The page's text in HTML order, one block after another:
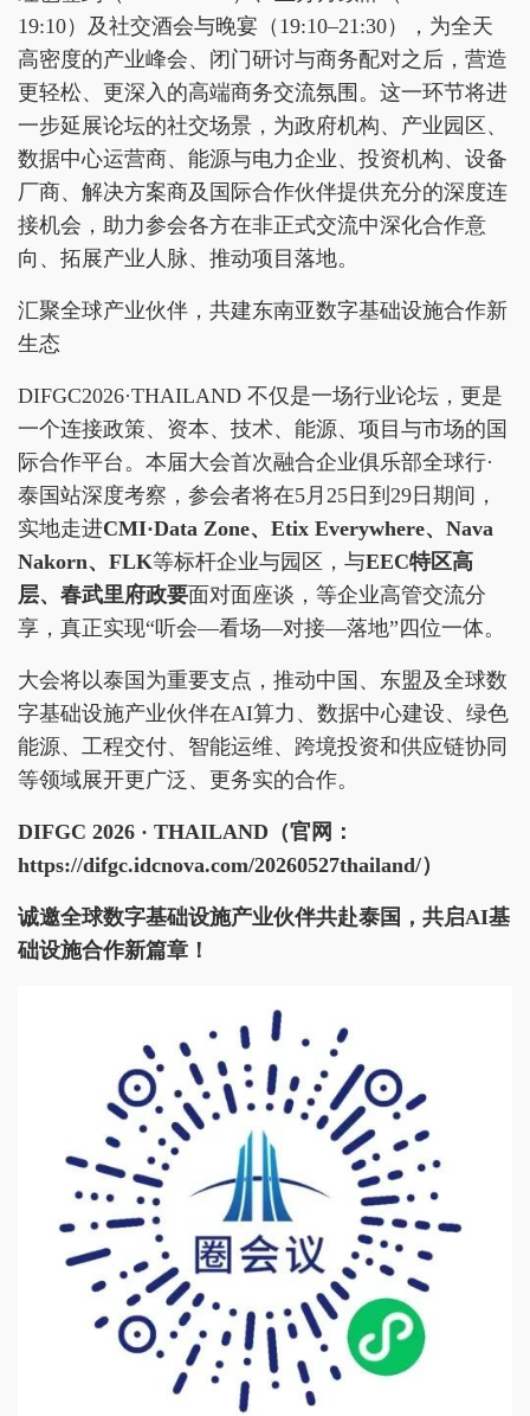
19:10）及社交酒会与晚宴（19:10–21:30），为全天
高密度的产业峰会、闭门研讨与商务配对之后，营造
更轻松、更深入的高端商务交流氛围。这一环节将进
一步延展论坛的社交场景，为政府机构、产业园区、
数据中心运营商、能源与电力企业、投资机构、设备
厂商、解决方案商及国际合作伙伴提供充分的深度连
接机会，助力参会各方在非正式交流中深化合作意
向、拓展产业人脉、推动项目落地。
汇聚全球产业伙伴，共建东南亚数字基础设施合作新
生态
DIFGC2026·THAILAND 不仅是一场行业论坛，更是
一个连接政策、资本、技术、能源、项目与市场的国
际合作平台。本届大会首次融合企业俱乐部全球行·
泰国站深度考察，参会者将在5月25日到29日期间，
实地走进CMI·Data Zone、Etix Everywhere、Nava
Nakorn、FLK等标杆企业与园区，与EEC特区高
层、春武里府政要面对面座谈，等企业高管交流分
享，真正实现“听会—看场—对接—落地”四位一体。
大会将以泰国为重要支点，推动中国、东盟及全球数
字基础设施产业伙伴在AI算力、数据中心建设、绿色
能源、工程交付、智能运维、跨境投资和供应链协同
等领域展开更广泛、更务实的合作。
DIFGC 2026 · THAILAND（官网：
https://difgc.idcnova.com/20260527thailand/）
诚邀全球数字基础设施产业伙伴共赴泰国，共启AI基
础设施合作新篇章！